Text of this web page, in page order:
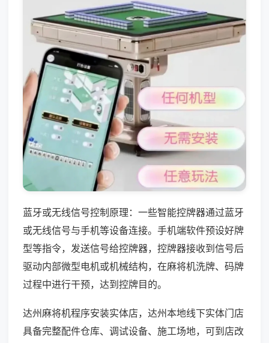
蓝牙或无线信号控制原理：一些智能控牌器通过蓝牙
或无线信号与手机等设备连接。手机端软件预设好牌
型等指令，发送信号给控牌器，控牌器接收到信号后
驱动内部微型电机或机械结构，在麻将机洗牌、码牌
过程中进行干预，达到控牌目的。
达州麻将机程序安装实体店，达州本地线下实体门店
具备完整配件仓库、调试设备、施工场地，可到店改